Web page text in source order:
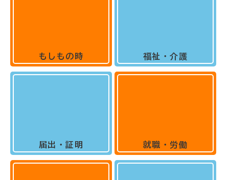
もしもの時
届出・証明
福祉・介護
就職・労働